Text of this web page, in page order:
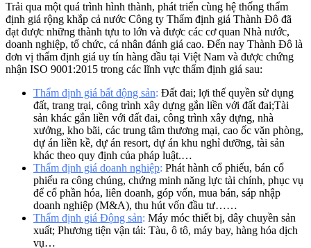
Trải qua một quá trình hình thành, phát triển cùng hệ thống thẩm
định giá rộng khắp cả nước Công ty Thẩm định giá Thành Đô đã
đạt được những thành tựu to lớn và được các cơ quan Nhà nước,
doanh nghiệp, tổ chức, cá nhân đánh giá cao. Đến nay Thành Đô là
đơn vị thẩm định giá uy tín hàng đầu tại Việt Nam và được chứng
nhận ISO 9001:2015 trong các lĩnh vực thẩm định giá sau:
Thẩm định giá bất động sản: Đất đai; lợi thế quyền sử dụng
đất, trang trại, công trình xây dựng gắn liền với đất đai;Tài
sản khác gắn liền với đất đai, công trình xây dựng, nhà
xưởng, kho bãi, các trung tâm thương mại, cao ốc văn phòng,
dự án liền kề, dự án resort, dự án khu nghỉ dưỡng, tài sản
khác theo quy định của pháp luật.…
Thẩm định giá doanh nghiệp: Phát hành cổ phiếu, bán cổ
phiếu ra công chúng, chứng minh năng lực tài chính, phục vụ
để cổ phần hóa, liên doanh, góp vốn, mua bán, sáp nhập
doanh nghiệp (M&A), thu hút vốn đầu tư……
Thẩm định giá Động sản: Máy móc thiết bị, dây chuyền sản
xuất; Phương tiện vận tải: Tàu, ô tô, máy bay, hàng hóa dịch
vụ…